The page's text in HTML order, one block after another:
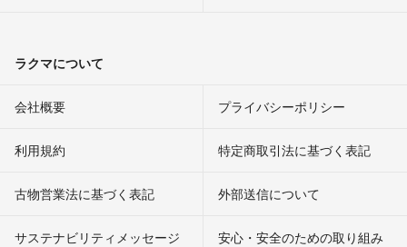
ラクマについて
会社概要 プライバシーポリシー
利用規約 特定商取引法に基づく表記
古物営業法に基づく表記 外部送信について
サステナビリティメッセージ 安心・安全のための取り組み